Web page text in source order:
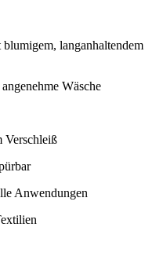
langanhaltendem
Wäsche
Verschleiß
Anwendungen